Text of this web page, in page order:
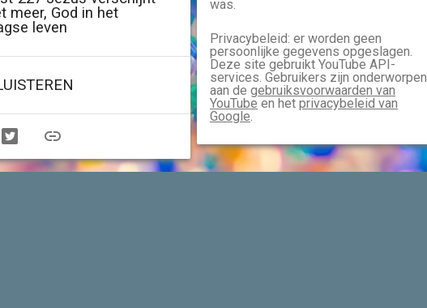
meer, God in het
leven
was.
Privacybeleid: er worden geen
persoonlijke gegevens opgeslagen.
Deze site gebruikt YouTube API-
services. Gebruikers zijn onderworpen
aan de gebruiksvoorwaarden van
YouTube en het privacybeleid van
Google.